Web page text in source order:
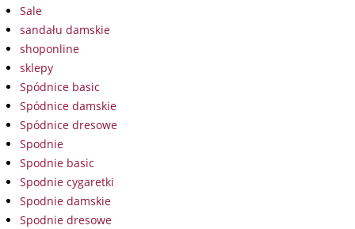
Sale
sandału damskie
shoponline
sklepy
Spódnice basic
Spódnice damskie
Spódnice dresowe
Spodnie
Spodnie basic
Spodnie cygaretki
Spodnie damskie
Spodnie dresowe